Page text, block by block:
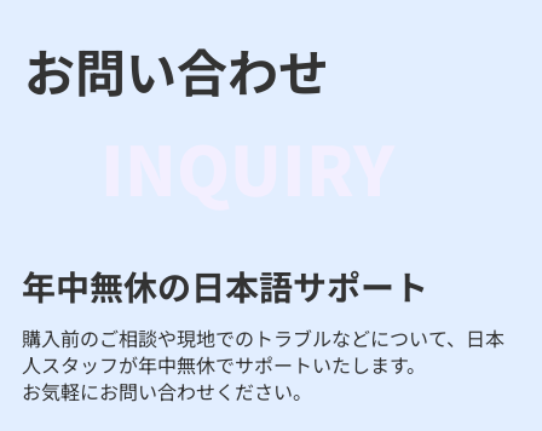
年中無休の日本語サポート
購入前のご相談や現地でのトラブルなどについて、日本
人スタッフが年中無休でサポートいたします。
お気軽にお問い合わせください。
お問い合わせ